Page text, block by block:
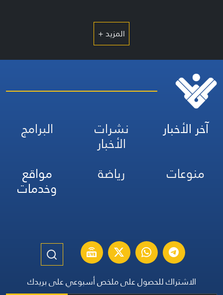
المزيد +
آخر الأخبار نشرات
الأخبار
البرامج
منوعات
رياضة مواقع
وخدمات
الاشتراك للحصول على ملخص أسبوعي على بريدك